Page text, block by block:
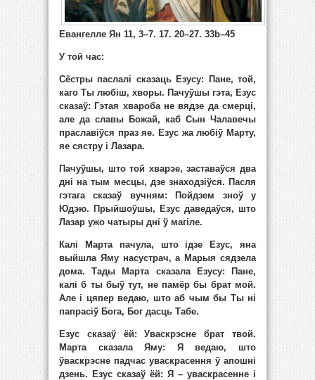
Евангелле Ян 11, 3–7. 17. 20–27. 33b–45
У той час:
Сёстры паслалі сказаць Езусу: Пане, той,
каго Ты любіш, хворы. Пачуўшы гэта, Езус
сказаў: Гэтая хвароба не вядзе да смерці,
але да славы Божай, каб Сын Чалавечы
праславіўся праз яе. Езус жа любіў Марту,
яе сястру і Лазара.
Пачуўшы, што той хварэе, заставаўся два
дні на тым месцы, дзе знаходзіўся. Пасля
гэтага сказаў вучням: Пойдзем зноў у
Юдэю. Прыйшоўшы, Езус даведаўся, што
Лазар ужо чатыры дні ў магіле.
Калі Марта пачула, што ідзе Езус, яна
выйшла Яму насустрач, а Марыя сядзела
дома. Тады Марта сказала Езусу: Пане,
калі б ты быў тут, не памёр бы брат мой.
Але і цяпер ведаю, што аб чым бы Ты ні
папрасіў Бога, Бог дасць Табе.
Езус сказаў ёй: Уваскрэсне брат твой.
Марта сказала Яму: Я ведаю, што
ўваскрэсне падчас уваскрасення ў апошні
дзень. Езус сказаў ёй: Я – уваскрасенне і